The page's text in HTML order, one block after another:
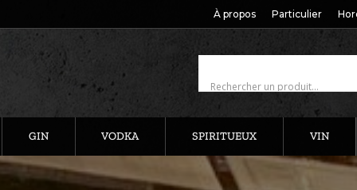
À propos Particulier
GIN VODKA SPIRITUEUX VIN